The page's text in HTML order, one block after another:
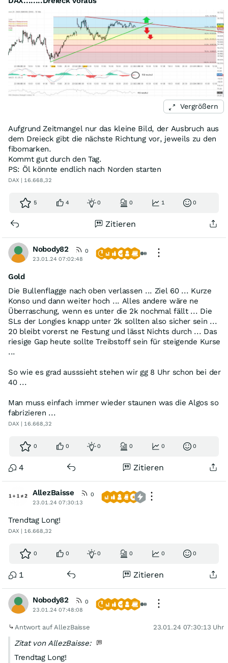
Vergrößern
Aufgrund Zeitmangel nur das kleine Bild, der Ausbruch aus
dem Dreieck gibt die nächste Richtung vor, jeweils zu den
fibomarken.
Kommt gut durch den Tag.
PS: Öl könnte endlich nach Norden starten
DAX | 16.668,32
5 4 0 0 1 0
Zitieren
Nobody82
0
23.01.24 07:02:48
Gold
Die Bullenflagge nach oben verlassen ... Ziel 60 ... Kurze
Konso und dann weiter hoch ... Alles andere wäre ne
Überraschung, wenn es unter die 2k nochmal fällt ... Die
SLs der Longies knapp unter 2k sollten also sicher sein ...
20 bleibt vorerst ne Festung und lässt Nichts durch ... Das
riesige Gap heute sollte Treibstoff sein für steigende Kurse
...
So wie es grad ausssieht stehen wir gg 8 Uhr schon bei der
40 ...
Man muss einfach immer wieder staunen was die Algos so
fabrizieren ...
DAX | 16.668,32
0 0 0 0 0 0
4 Zitieren
AllezBaisse
0
23.01.24 07:30:13
Trendtag Long!
DAX | 16.668,32
0 0 0 0 0 0
1 Zitieren
Nobody82
0
23.01.24 07:48:08
Antwort auf AllezBaisse 23.01.24 07:30:13 Uhr
Zitat von AllezBaisse:
Trendtag Long!